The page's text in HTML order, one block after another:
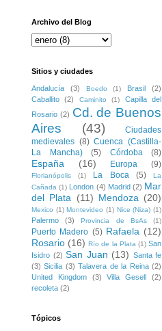
Archivo del Blog
Sitios y ciudades
Andalucía (3) Boedo (1) Brasil
(2)
Caballito
(2) Caminito (1)
Capilla del
Rosario (2) Cd. de Buenos
Aires
(43)
Ciudades
medievales (8) Cuenca (Castilla-
La Mancha)
(5) Córdoba (8)
España (16) Europa (9)
Florianópolis (1) La Boca (5)
La
Cañada (1) London (4) Madrid (2) Mar
del Plata (11) Mendoza (20)
Mexico (1) Montevideo (1) Nice (Niza) (1)
Palermo (3) Provincia de BsAs (1)
Puerto Madero (5) Rafaela (12)
Rosario (16) Río de la Plata (1) San
Isidro (2) San Juan (13) Santa fe
(3) Sicilia (3) Talavera de la Reina (2)
United Kingdom
(3) Villa Gesell
(2)
recoleta (2)
Tópicos